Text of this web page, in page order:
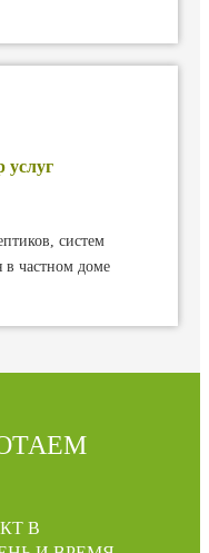
услуг
систем
в частном доме
В